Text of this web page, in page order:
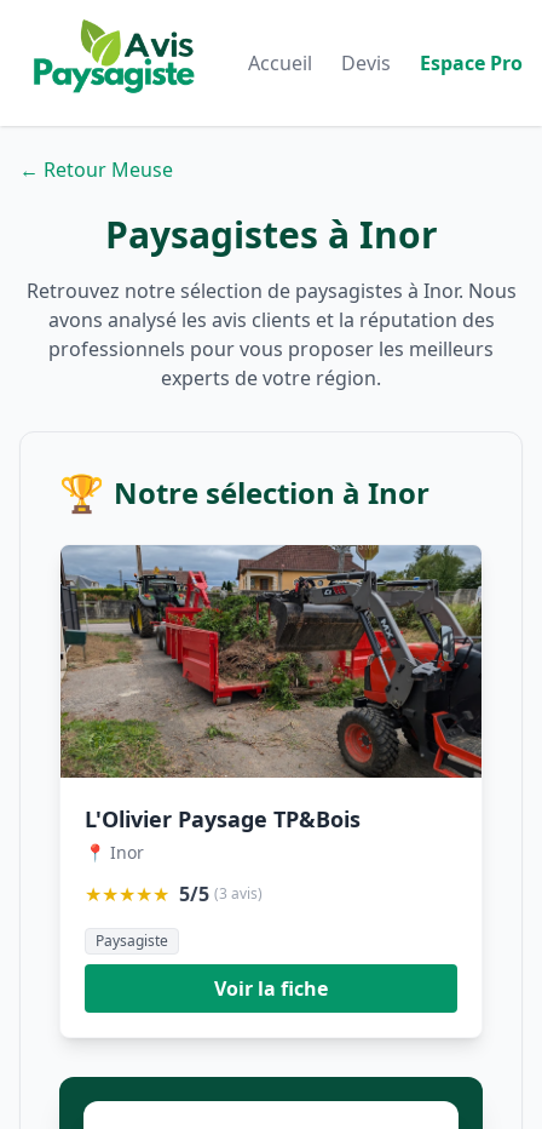
Accueil Devis Espace Pro
← Retour Meuse
Paysagistes à Inor
Retrouvez notre sélection de paysagistes à Inor. Nous
avons analysé les avis clients et la réputation des
professionnels pour vous proposer les meilleurs
experts de votre région.
🏆 Notre sélection à Inor
L'Olivier Paysage TP&Bois
📍 Inor
★★★★★ 5/5 (3 avis)
Paysagiste
Voir la fiche